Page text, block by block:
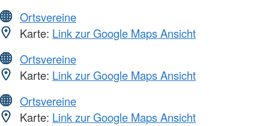
Ortsvereine
Karte: Link zur Google Maps Ansicht
Ortsvereine
Karte: Link zur Google Maps Ansicht
Ortsvereine
Karte: Link zur Google Maps Ansicht